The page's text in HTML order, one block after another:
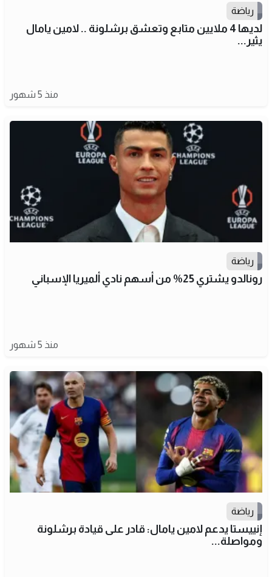
رياضة
لديها 4 ملايين متابع وتعشق برشلونة .. لامين يامال
يثير...
منذ 5 شهور
رياضة
رونالدو يشتري 25% من أسهم نادي ألميريا الإسباني
منذ 5 شهور
رياضة
إنييستا يدعم لامين يامال: قادر على قيادة برشلونة
ومواصلة...